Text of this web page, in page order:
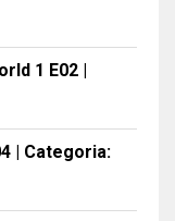
1 E02 |
| Categoria: